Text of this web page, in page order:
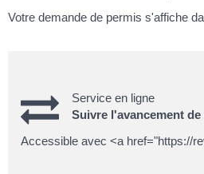
Votre demande de permis s'affiche
Service en ligne
Suivre l'avancement
Accessible avec <a href="https://